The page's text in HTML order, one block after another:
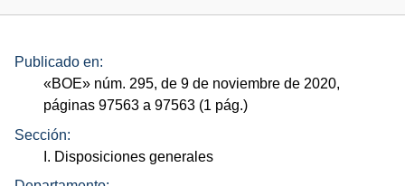
Publicado en:
«BOE» núm. 295, de 9 de noviembre de 2020,
páginas 97563 a 97563 (1 pág.)
Sección:
I. Disposiciones generales